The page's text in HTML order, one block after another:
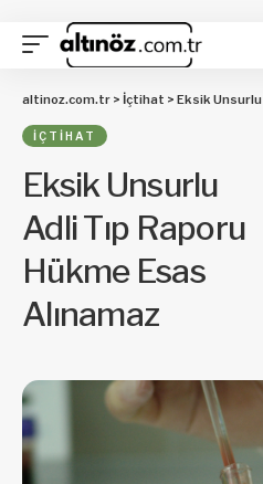
altinoz.com.tr > İçtihat > Eksik Unsurlu Adli Tıp Raporu Hükme Esas Alınamaz
İÇTIHAT
Eksik Unsurlu
Adli Tıp Raporu
Hükme Esas
Alınamaz